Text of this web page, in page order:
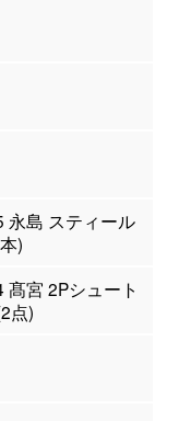
永島 スティール
)
髙宮 2Pシュート
点)